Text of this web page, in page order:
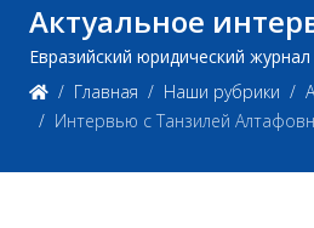
Актуальное
Евразийский юридический журнал
Главная
Наши рубрики
Интервью с Танзилей